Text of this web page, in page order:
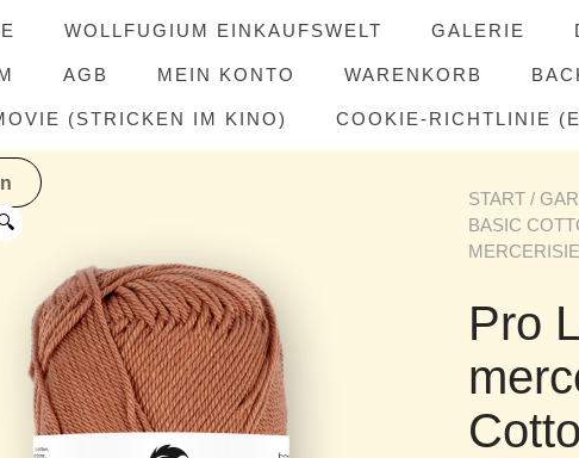
WOLLFUGIUM EINKAUFSWELT GALERIE
AGB MEIN KONTO WARENKORB
(STRICKEN IM KINO) COOKIE-RICHTLINIE
START /
BASIC
Pro